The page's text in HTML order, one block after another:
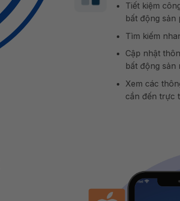
Tiết kiệm
bất động sản
Tìm kiếm
Cập nhật
bất động
Xem các
cần đến trực